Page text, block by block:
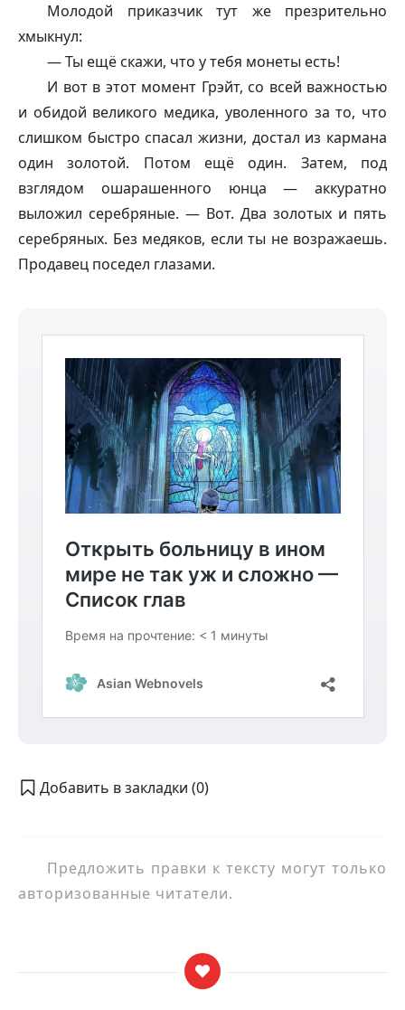
Молодой приказчик тут же презрительно
хмыкнул:
— Ты ещё скажи, что у тебя монеты есть!
И вот в этот момент Грэйт, со всей важностью
и обидой великого медика, уволенного за то, что
слишком быстро спасал жизни, достал из кармана
один золотой. Потом ещё один. Затем, под
взглядом ошарашенного юнца — аккуратно
выложил серебряные. — Вот. Два золотых и пять
серебряных. Без медяков, если ты не возражаешь.
Продавец поседел глазами.
Добавить в закладки (0)
Предложить правки к тексту могут только
авторизованные читатели.